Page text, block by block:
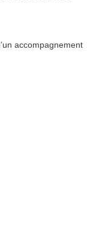
accompagnement